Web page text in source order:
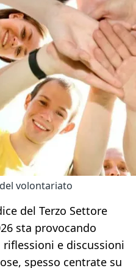
volontariato
del Terzo Settore
sta provocando
e discussioni
spesso centrate su